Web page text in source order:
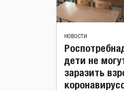
НОВОСТИ
дети не
заразить